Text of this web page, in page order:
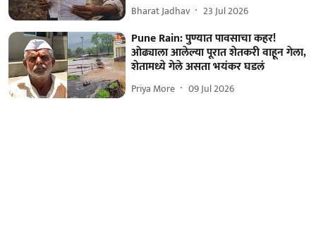
Bharat Jadhav 23 Jul 2026
Pune Rain: पुण्यात पावसाचा कहर!
ओढ्याला आलेल्या पूरात शेतकरी वाहून गेला,
शेतामध्ये गेले असता भयंकर घडलं
Priya More 09 Jul 2026